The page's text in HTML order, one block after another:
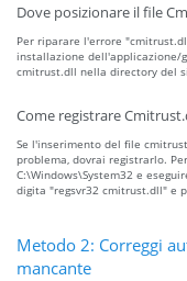
Dove posizionare il file
Per riparare l'errore
installazione dell'applicazione/
cmitrust.dll nella directory del
Come registrare
Se l'inserimento del file
problema, dovrai registrarlo.
C:\Windows\System32 e
digita "regsvr32 cmitrust.dll" e
Metodo 2: Correggi
mancante